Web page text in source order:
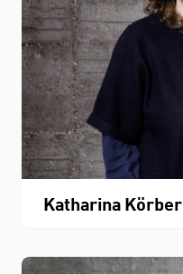
Katharina Körber